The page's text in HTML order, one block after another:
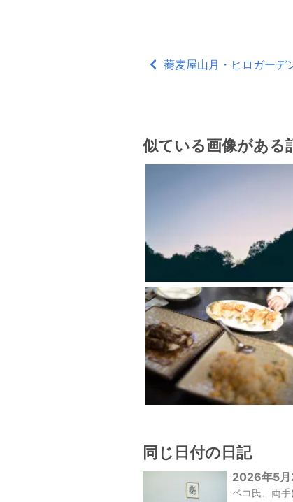
蕎麦屋山月・ヒロガー
似ている画像がある
同じ日付の日記
2026年5月
ベコ氏、両